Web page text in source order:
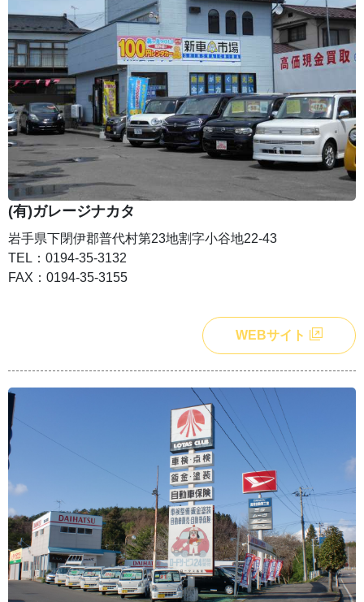
(有)ガレージナカタ
岩手県下閉伊郡普代村第23地割字小谷地22-43
TEL：0194-35-3132
FAX：0194-35-3155
WEBサイト